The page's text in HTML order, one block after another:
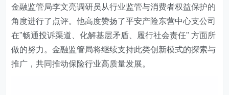
金融监管局李文亮调研员从行业监管与消费者权益保护的
角度进行了点评。他高度赞扬了平安产险东营中心支公司
在"畅通投诉渠道、化解基层矛盾、履行社会责任" 方面所
做的努力。金融监管局将继续支持此类创新模式的探索与
推广，共同推动保险行业高质量发展。